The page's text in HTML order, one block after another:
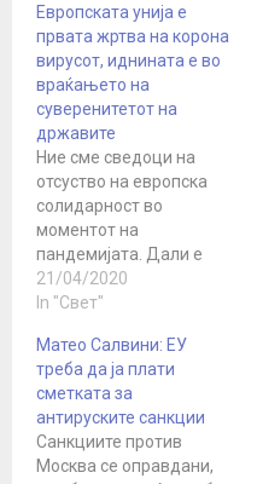
Европската унија е
првата жртва на корона
вирусот, иднината е во
враќањето на
суверенитетот на
државите
Ние сме сведоци на
отсуство на европска
солидарност во
моментот на
пандемијата. Дали е
ова вистинското лице
на Брисел? - Како
ЕУ е опседната со
примена на нејзините
недопирливи догми.
Додека пандемијата
влијаеше врз
европските земји една
21/04/2020
In "Свет"
Матео Салвини: ЕУ
треба да ја плати
сметката за
антируските санкции
Санкциите против
Москва се оправдани,